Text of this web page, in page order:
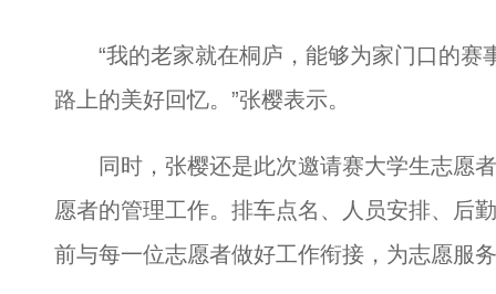
“我的老家就在桐庐，能够为家门口的赛
路上的美好回忆。”张樱表示。
同时，张樱还是此次邀请赛大学生志愿者
愿者的管理工作。排车点名、人员安排、后
前与每一位志愿者做好工作衔接，为志愿服